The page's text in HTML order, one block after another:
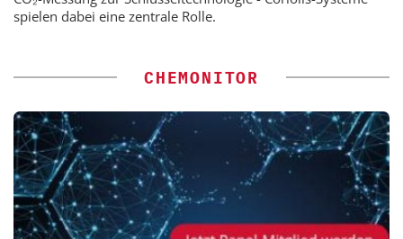
spielen dabei eine zentrale Rolle.
CHEMONITOR